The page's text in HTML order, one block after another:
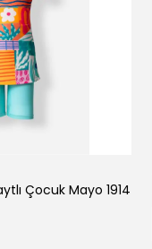
Çocuk Mayo 1914